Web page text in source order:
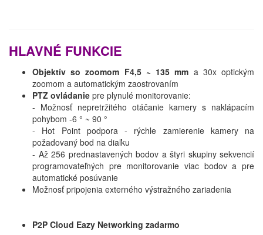
HLAVNÉ FUNKCIE
Objektív so zoomom F4,5 ~ 135 mm a 30x optickým
zoomom a automatickým zaostrovaním
PTZ ovládanie pre plynulé monitorovanie:
- Možnosť nepretržitého otáčanie kamery s naklápacím
pohybom -6 ° ~ 90 °
- Hot Point podpora - rýchle zamierenie kamery na
požadovaný bod na diaľku
- Až 256 prednastavených bodov a štyri skupiny sekvencií
programovateľných pre monitorovanie viac bodov a pre
automatické posúvanie
Možnosť pripojenia externého výstražného zariadenia
P2P Cloud Eazy Networking zadarmo